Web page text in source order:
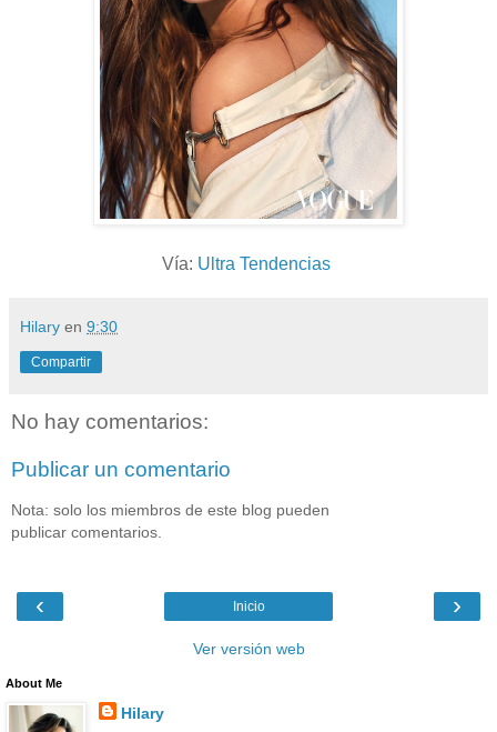
Vía: Ultra Tendencias
Hilary en 9:30
Compartir
No hay comentarios:
Publicar un comentario
Nota: solo los miembros de este blog pueden
publicar comentarios.
‹ ›
Inicio
Ver versión web
About Me
Hilary